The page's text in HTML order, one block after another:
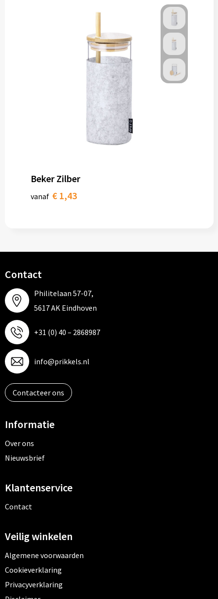
Beker Zilber
vanaf € 1,43
Contact
Philitelaan 57-07,
5617 AK Eindhoven
+31 (0) 40 – 2868987
info@prikkels.nl
Contacteer ons
Informatie
Over ons
Nieuwsbrief
Klantenservice
Contact
Veilig winkelen
Algemene voorwaarden
Cookieverklaring
Privacyverklaring